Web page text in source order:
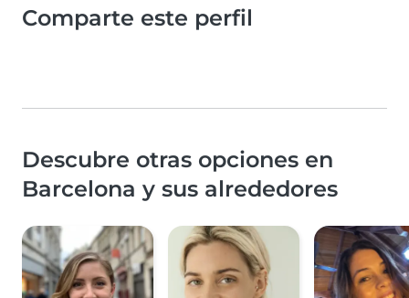
Comparte este perfil
Descubre otras opciones en
Barcelona y sus alrededores